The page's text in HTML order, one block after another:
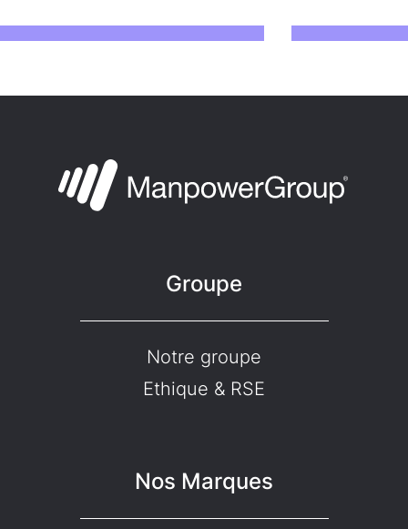
Groupe
Notre groupe
Ethique & RSE
Nos Marques